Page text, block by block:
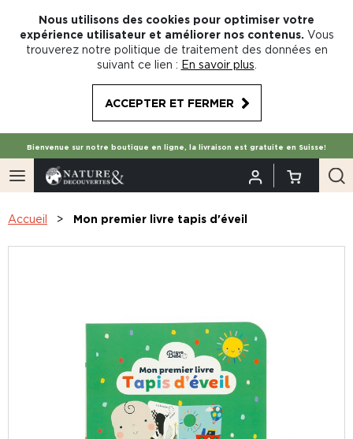
Nous utilisons des cookies pour optimiser votre
expérience utilisateur et améliorer nos contenus. Vous
trouverez notre politique de traitement des données en
suivant ce lien : En savoir plus
ACCEPTER ET FERMER
Bienvenue sur notre boutique en ligne, la livraison est gratuite en Suisse!
Accueil Mon premier livre tapis d'éveil